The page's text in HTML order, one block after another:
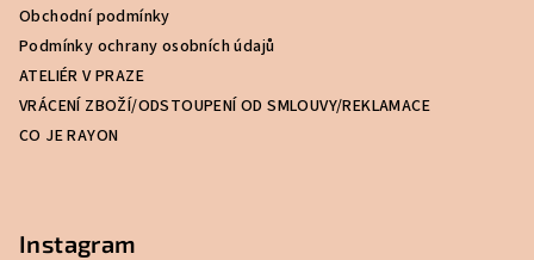
Obchodní podmínky
Podmínky ochrany osobních údajů
ATELIÉR V PRAZE
VRÁCENÍ ZBOŽÍ/ODSTOUPENÍ OD SMLOUVY/REKLAMACE
CO JE RAYON
Instagram